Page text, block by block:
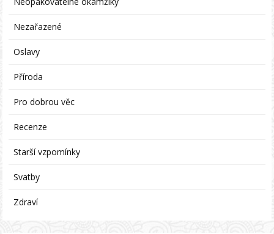
Nezařazené
Oslavy
Příroda
Pro dobrou věc
Recenze
Starší vzpomínky
Svatby
Zdraví